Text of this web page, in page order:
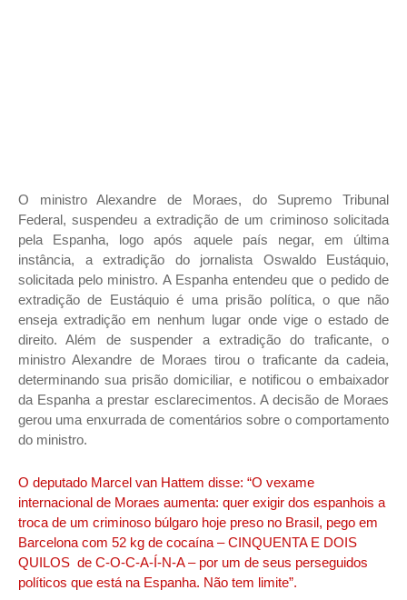
O ministro Alexandre de Moraes, do Supremo Tribunal
Federal, suspendeu a extradição de um criminoso solicitada
pela Espanha, logo após aquele país negar, em última
instância, a extradição do jornalista Oswaldo Eustáquio,
solicitada pelo ministro. A Espanha entendeu que o pedido de
extradição de Eustáquio é uma prisão política, o que não
enseja extradição em nenhum lugar onde vige o estado de
direito. Além de suspender a extradição do traficante, o
ministro Alexandre de Moraes tirou o traficante da cadeia,
determinando sua prisão domiciliar, e notificou o embaixador
da Espanha a prestar esclarecimentos. A decisão de Moraes
gerou uma enxurrada de comentários sobre o comportamento
do ministro.
O deputado Marcel van Hattem disse: “O vexame
internacional de Moraes aumenta: quer exigir dos espanhois a
troca de um criminoso búlgaro hoje preso no Brasil, pego em
Barcelona com 52 kg de cocaína – CINQUENTA E DOIS
QUILOS de C-O-C-A-Í-N-A – por um de seus perseguidos
políticos que está na Espanha. Não tem limite”.